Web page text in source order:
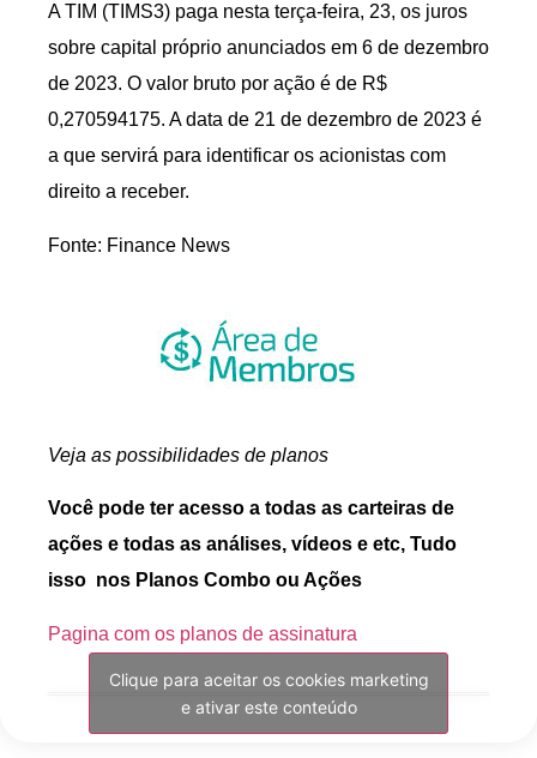
A TIM (TIMS3) paga nesta terça-feira, 23, os juros
sobre capital próprio anunciados em 6 de dezembro
de 2023. O valor bruto por ação é de R$
0,270594175. A data de 21 de dezembro de 2023 é
a que servirá para identificar os acionistas com
direito a receber.
Fonte: Finance News
Veja as possibilidades de planos
Você pode ter acesso a todas as carteiras de
ações e todas as análises, vídeos e etc, Tudo
isso nos Planos Combo ou Ações
Pagina com os planos de assinatura
Clique para aceitar os cookies marketing
e ativar este conteúdo